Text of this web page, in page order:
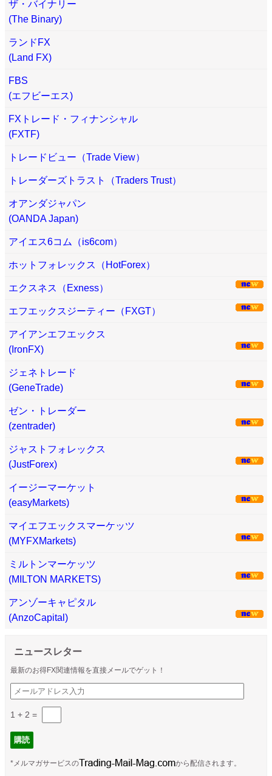
ザ・バイナリー
(The Binary)
ランドFX
(Land FX)
FBS
(エフビーエス)
FXトレード・フィナンシャル
(FXTF)
トレードビュー（Trade View）
トレーダーズトラスト（Traders Trust）
オアンダジャパン
(OANDA Japan)
アイエス6コム（is6com）
ホットフォレックス（HotForex）
エクスネス（Exness）
エフエックスジーティー（FXGT）
アイアンエフエックス
(IronFX)
ジェネトレード
(GeneTrade)
ゼン・トレーダー
(zentrader)
ジャストフォレックス
(JustForex)
イージーマーケット
(easyMarkets)
マイエフエックスマーケッツ
(MYFXMarkets)
ミルトンマーケッツ
(MILTON MARKETS)
アンゾーキャピタル
(AnzoCapital)
ニュースレター
最新のお得FX関連情報を直接メールでゲット！
1 + 2 =
*メルマガサービスの から配信されます。